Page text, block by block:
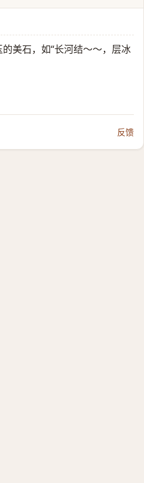
的美石，如“长河结～～，层冰
反馈